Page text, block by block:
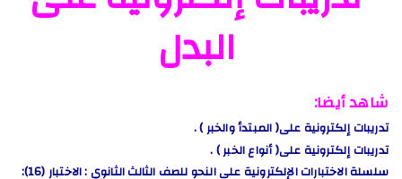
البدل
شاهد أيضا:
تدريبات إلكترونية على( المبتدأ والخبر ) .
تدريبات إلكترونية على( أنواع الخبر ) .
سلسلة الاختبارات الإلكترونية على النحو للصف الثالث الثانوي : الاختبار (16):